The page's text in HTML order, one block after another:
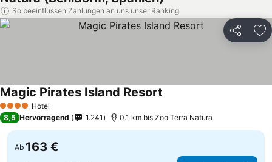
So beeinflussen Zahlungen an uns unser Ranking
Teilen
4 Sterne Hotel
Magic Pirates Island Resort
8,5 Hervorragend 1.241 0.1 km bis Zoo Terra Natura
Ab 163 €